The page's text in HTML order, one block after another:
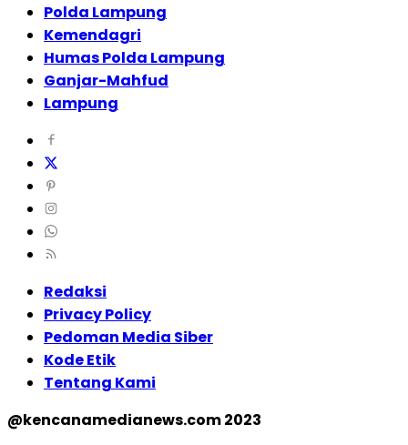
Polda Lampung
Kemendagri
Humas Polda Lampung
Ganjar-Mahfud
Lampung
Redaksi
Privacy Policy
Pedoman Media Siber
Kode Etik
Tentang Kami
@kencanamedianews.com 2023